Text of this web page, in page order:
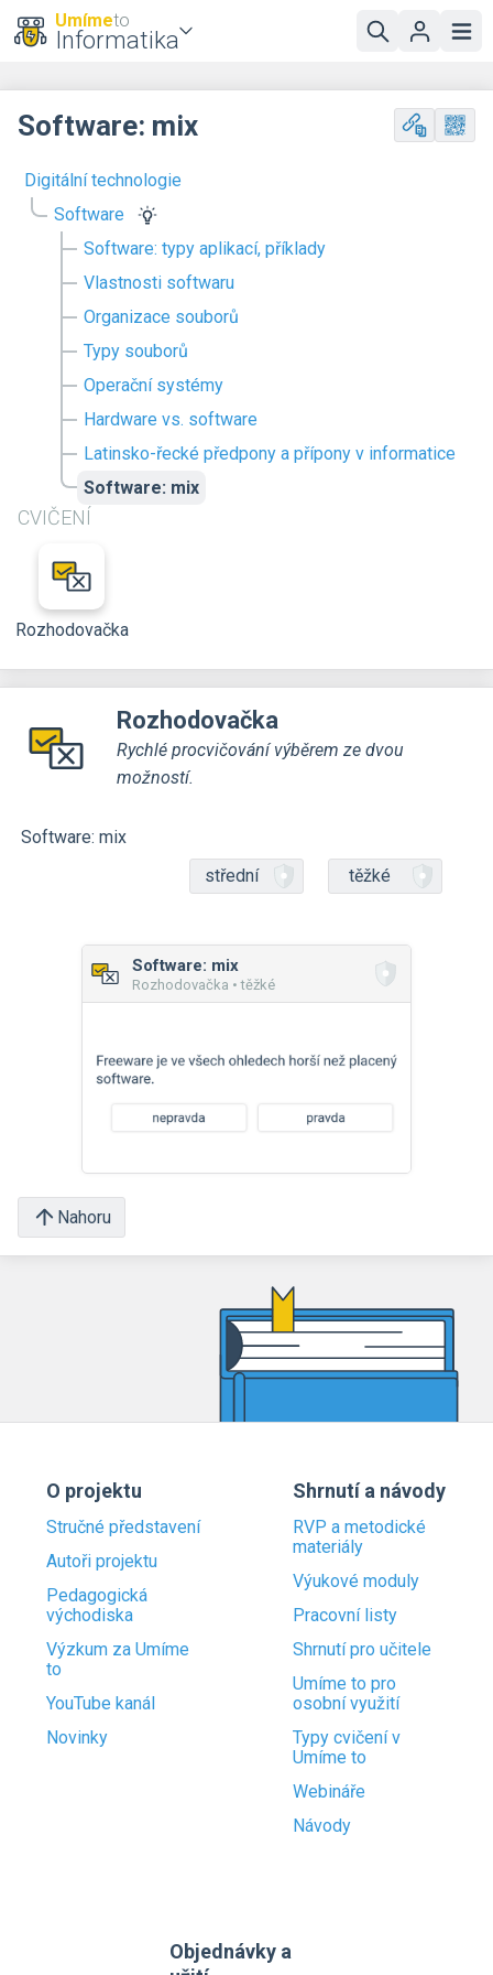
Umímeto
Informatika
Digitální technologie
Software
Software: typy aplikací, příklady
Vlastnosti softwaru
Organizace souborů
Typy souborů
Operační systémy
Hardware vs. software
Latinsko-řecké předpony a přípony v informatice
Software: mix
CVIČENÍ
Rozhodovačka
Software: mix
Rozhodovačka
Rychlé procvičování výběrem ze dvou
možností.
Software: mix
střední
těžké
Software: mix
Rozhodovačka • těžké
Nahoru
O projektu
Stručné představení
Autoři projektu
Pedagogická
východiska
Výzkum za Umíme
to
YouTube kanál
Novinky
Shrnutí a návody
RVP a metodické
materiály
Výukové moduly
Pracovní listy
Shrnutí pro učitele
Umíme to pro
osobní využití
Typy cvičení v
Umíme to
Webináře
Návody
Objednávky a